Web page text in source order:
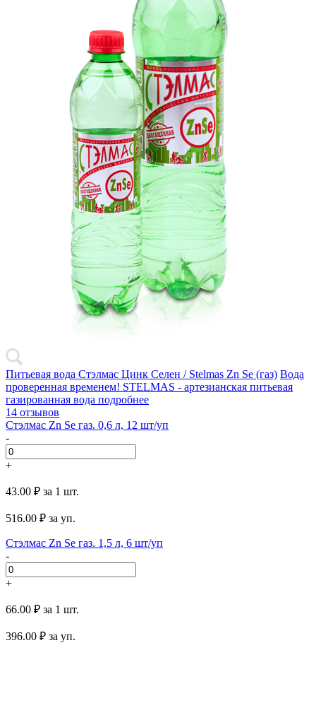
Питьевая вода Стэлмас Цинк Селен / Stelmas Zn Se (газ) Вода
проверенная временем! STELMAS - артезианская питьевая
газированная вода подробнее
14 отзывов
Стэлмас Zn Se газ. 0,6 л, 12 шт/уп
-
+
43.00 ₽ за 1 шт.
516.00 ₽ за уп.
Стэлмас Zn Se газ. 1,5 л, 6 шт/уп
-
+
66.00 ₽ за 1 шт.
396.00 ₽ за уп.